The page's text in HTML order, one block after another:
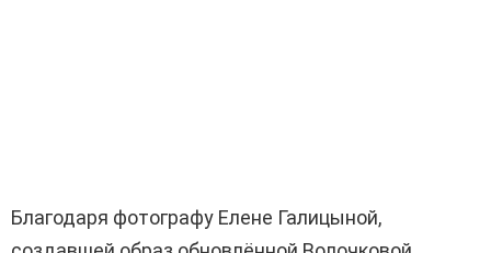
Благодаря фотографу Елене Галицыной,